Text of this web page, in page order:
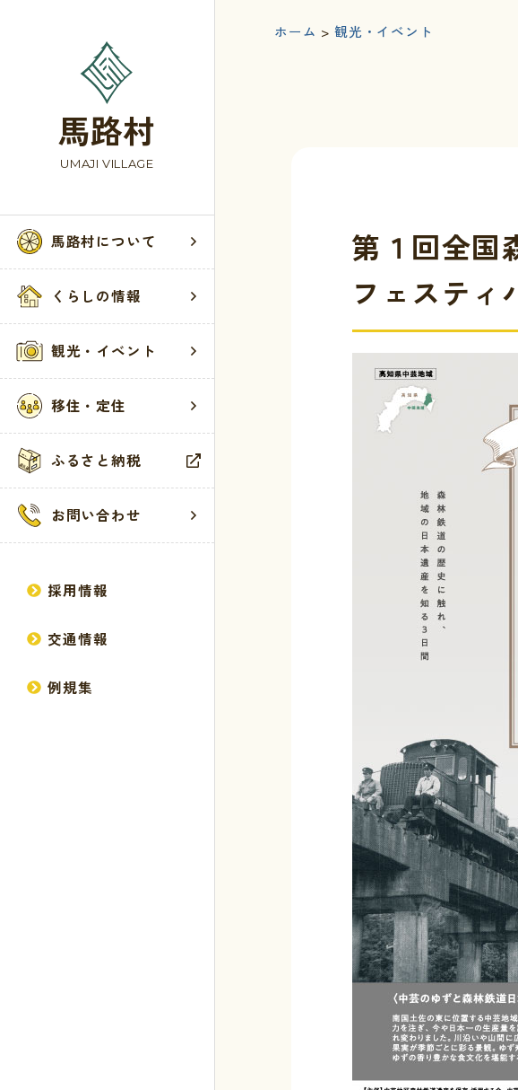
馬路村
UMAJI VILLAGE
馬路村について
馬路村について
方針・計画
統計情報
馬路村議会
くらしの情報
くらしの情報
生活・環境・安全
教育・保育
観光・イベント
観光・イベント
イベント
移住・定住
ふるさと納税
お問い合わせ
お問い合わせ
個人情報の取り扱いについて
採用情報
交通情報
例規集
ホーム >観光・イベント
第１回全国
フェスティ